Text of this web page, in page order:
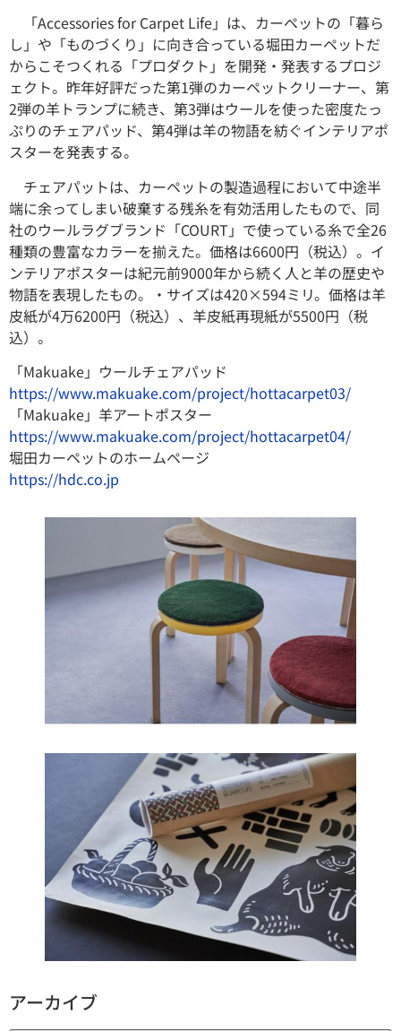
「Accessories for Carpet Life」は、カーペットの「暮ら
し」や「ものづくり」に向き合っている堀田カーペットだ
からこそつくれる「プロダクト」を開発・発表するプロジ
ェクト。昨年好評だった第1弾のカーペットクリーナー、第
2弾の羊トランプに続き、第3弾はウールを使った密度たっ
ぷりのチェアパッド、第4弾は羊の物語を紡ぐインテリアポ
スターを発表する。
チェアパットは、カーペットの製造過程において中途半
端に余ってしまい破棄する残糸を有効活用したもので、同
社のウールラグブランド「COURT」で使っている糸で全26
種類の豊富なカラーを揃えた。価格は6600円（税込）。イ
ンテリアポスターは紀元前9000年から続く人と羊の歴史や
物語を表現したもの。・サイズは420×594ミリ。価格は羊
皮紙が4万6200円（税込）、羊皮紙再現紙が5500円（税
込）。
「Makuake」ウールチェアパッド
https://www.makuake.com/project/hottacarpet03/
「Makuake」羊アートポスター
https://www.makuake.com/project/hottacarpet04/
堀田カーペットのホームページ
https://hdc.co.jp
アーカイブ